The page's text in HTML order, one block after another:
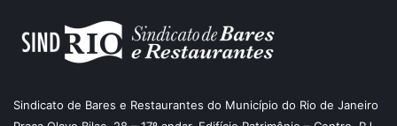
Sindicato de Bares e Restaurantes do Município do Rio de Janeiro